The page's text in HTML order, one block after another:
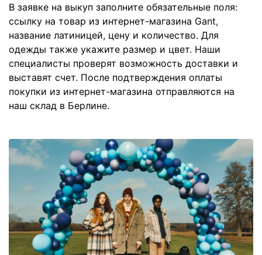
В заявке на выкуп заполните обязательные поля:
ссылку на товар из интернет-магазина Gant,
название латиницей, цену и количество. Для
одежды также укажите размер и цвет. Наши
специалисты проверят возможность доставки и
выставят счет. После подтверждения оплаты
покупки из интернет-магазина отправляются на
наш склад в Берлине.